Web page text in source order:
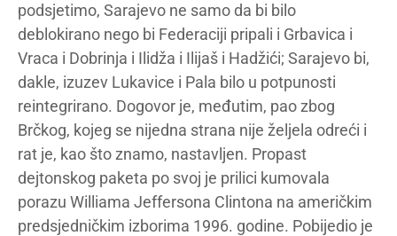
podsjetimo, Sarajevo ne samo da bi bilo
deblokirano nego bi Federaciji pripali i Grbavica i
Vraca i Dobrinja i Ilidža i Ilijaš i Hadžići; Sarajevo bi,
dakle, izuzev Lukavice i Pala bilo u potpunosti
reintegrirano. Dogovor je, međutim, pao zbog
Brčkog, kojeg se nijedna strana nije željela odreći i
rat je, kao što znamo, nastavljen. Propast
dejtonskog paketa po svoj je prilici kumovala
porazu Williama Jeffersona Clintona na američkim
predsjedničkim izborima 1996. godine. Pobijedio je